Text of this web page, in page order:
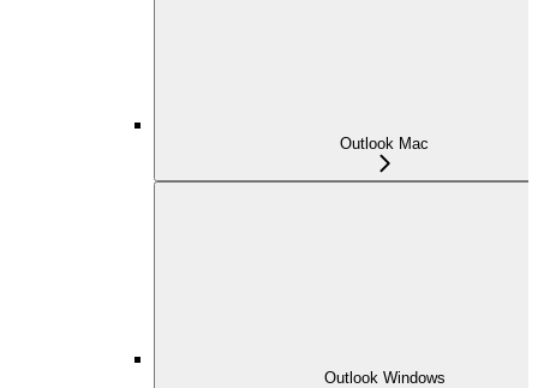
Outlook Mac
Outlook Windows